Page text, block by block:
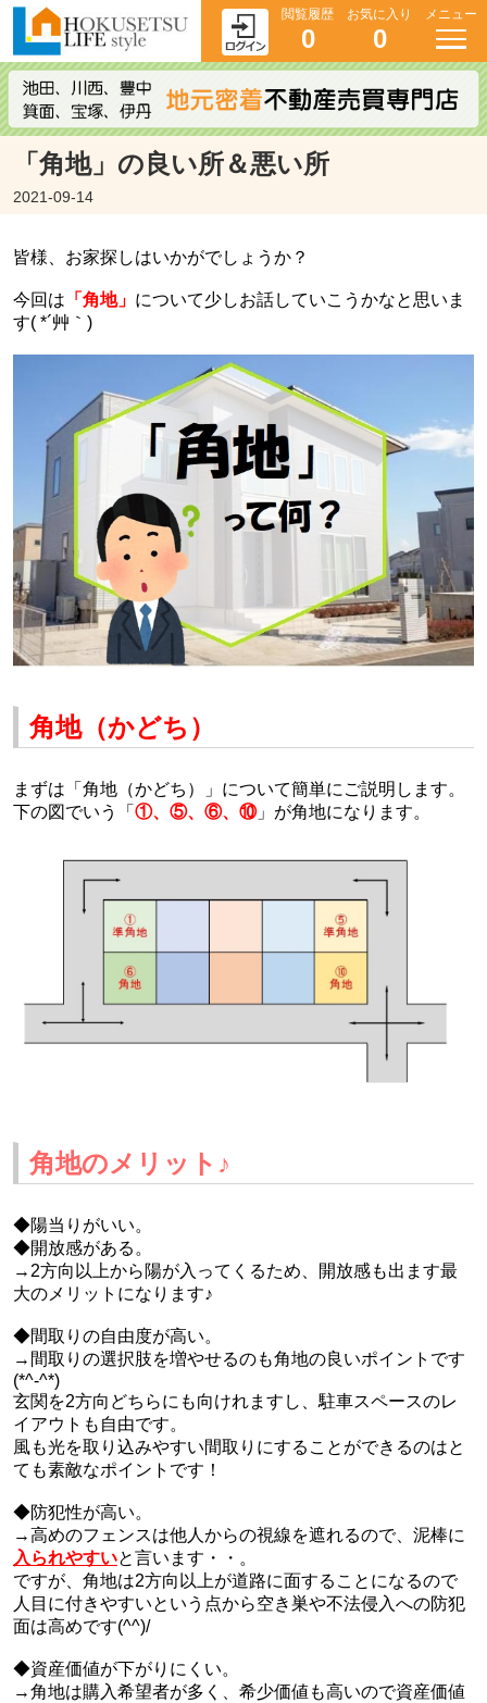
閲覧履歴
0
お気に入り
0
メニュー
「角地」の良い所＆悪い所
2021-09-14
皆様、お家探しはいかがでしょうか？
今回は 「角地」 について少しお話していこうかなと思いま
す( *´艸｀)
角地（かどち）
まずは「角地（かどち）」について簡単にご説明します。
下の図でいう「 ①、⑤、⑥、⑩」が角地になります。
角地のメリット♪
◆陽当りがいい。
◆開放感がある。
→2方向以上から陽が入ってくるため、開放感も出ます最
大のメリットになります♪
◆間取りの自由度が高い。
→間取りの選択肢を増やせるのも角地の良いポイントです
(*^-^*)
玄関を2方向どちらにも向けれますし、駐車スペースのレ
イアウトも自由です。
風も光を取り込みやすい間取りにすることができるのはと
ても素敵なポイントです！
◆防犯性が高い。
→高めのフェンスは他人からの視線を遮れるので、泥棒に
入られやすいと言います・・。
ですが、角地は2方向以上が道路に面することになるので
人目に付きやすいという点から空き巣や不法侵入への防犯
面は高めです(^^)/
◆資産価値が下がりにくい。
→角地は購入希望者が多く、希少価値も高いので資産価値